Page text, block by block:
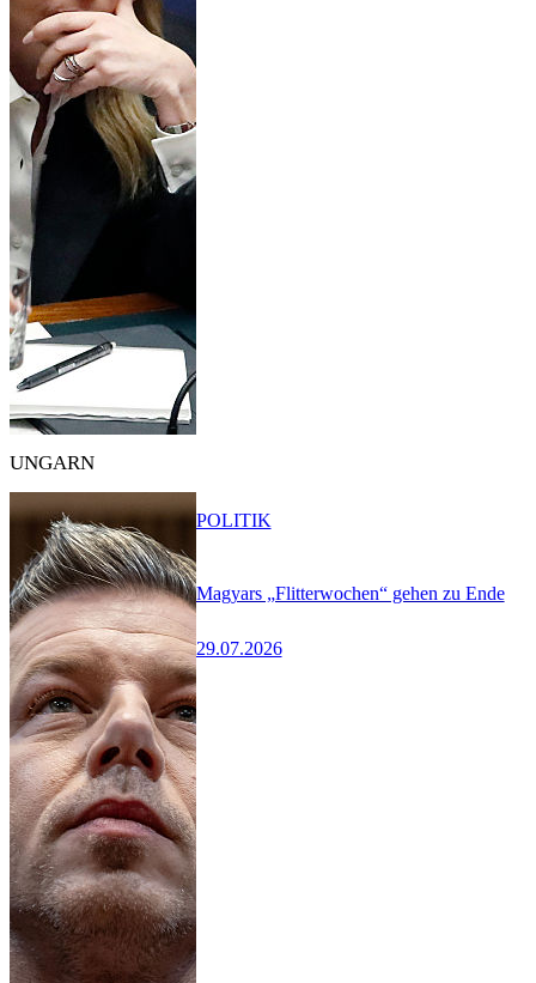
UNGARN
Magyars „Flitterwochen“ gehen zu Ende
29.07.2026
POLITIK